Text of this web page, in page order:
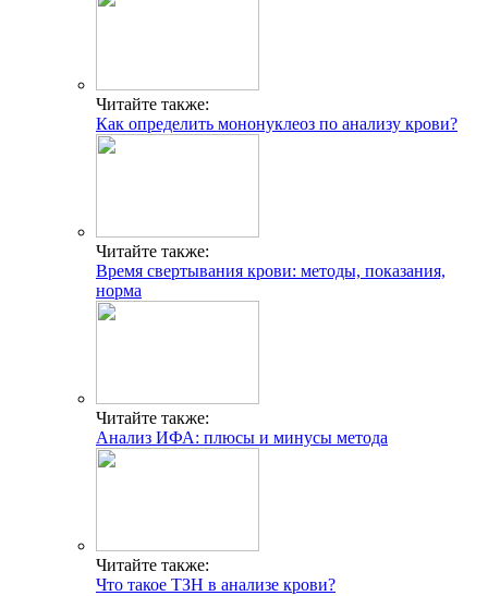
Читайте также:
Как определить мононуклеоз по анализу крови?
Читайте также:
Время свертывания крови: методы, показания,
норма
Читайте также:
Анализ ИФА: плюсы и минусы метода
Читайте также:
Что такое ТЗН в анализе крови?